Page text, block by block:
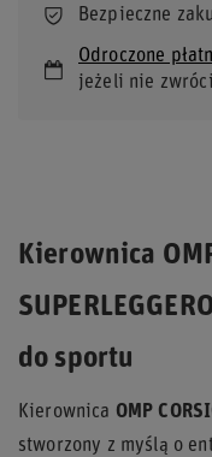
Bezpieczne
Odroczone
jeżeli nie
Kierownica
do sportu
Kierownica OMP
stworzony z myślą o